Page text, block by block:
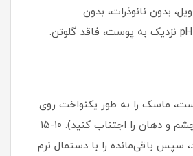
بدون نانوذرات، بدون
ماسک را به طور یکنواخت روی
صورت بمالید (دور چشم و دهان را اجتناب کنید). ۱۰-۱۵
سپس باقی‌مانده را با دستمال نرم